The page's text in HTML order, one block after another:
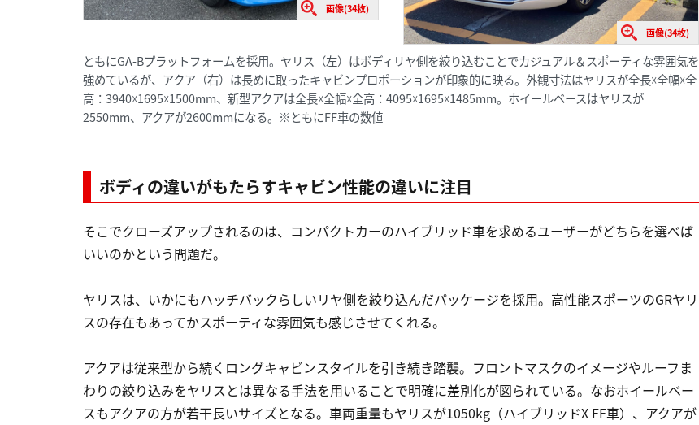
画像(34枚)
画像(34枚)
ともにGA-Bプラットフォームを採用。ヤリス（左）はボディリヤ側を絞り込むことでカジュアル＆スポーティな雰囲気を
強めているが、アクア（右）は長めに取ったキャビンプロポーションが印象的に映る。外観寸法はヤリスが全長☓全幅☓全
高：3940☓1695☓1500mm、新型アクアは全長☓全幅☓全高：4095☓1695☓1485mm。ホイールベースはヤリスが
2550mm、アクアが2600mmになる。※ともにFF車の数値
ボディの違いがもたらすキャビン性能の違いに注目
そこでクローズアップされるのは、コンパクトカーのハイブリッド車を求めるユーザーがどちらを選べば
いいのかという問題だ。
ヤリスは、いかにもハッチバックらしいリヤ側を絞り込んだパッケージを採用。高性能スポーツのGRヤリ
スの存在もあってかスポーティな雰囲気も感じさせてくれる。
アクアは従来型から続くロングキャビンスタイルを引き続き踏襲。フロントマスクのイメージやルーフま
わりの絞り込みをヤリスとは異なる手法を用いることで明確に差別化が図られている。なおホイールベー
スもアクアの方が若干長いサイズとなる。車両重量もヤリスが1050kg（ハイブリッドX FF車）、アクアが